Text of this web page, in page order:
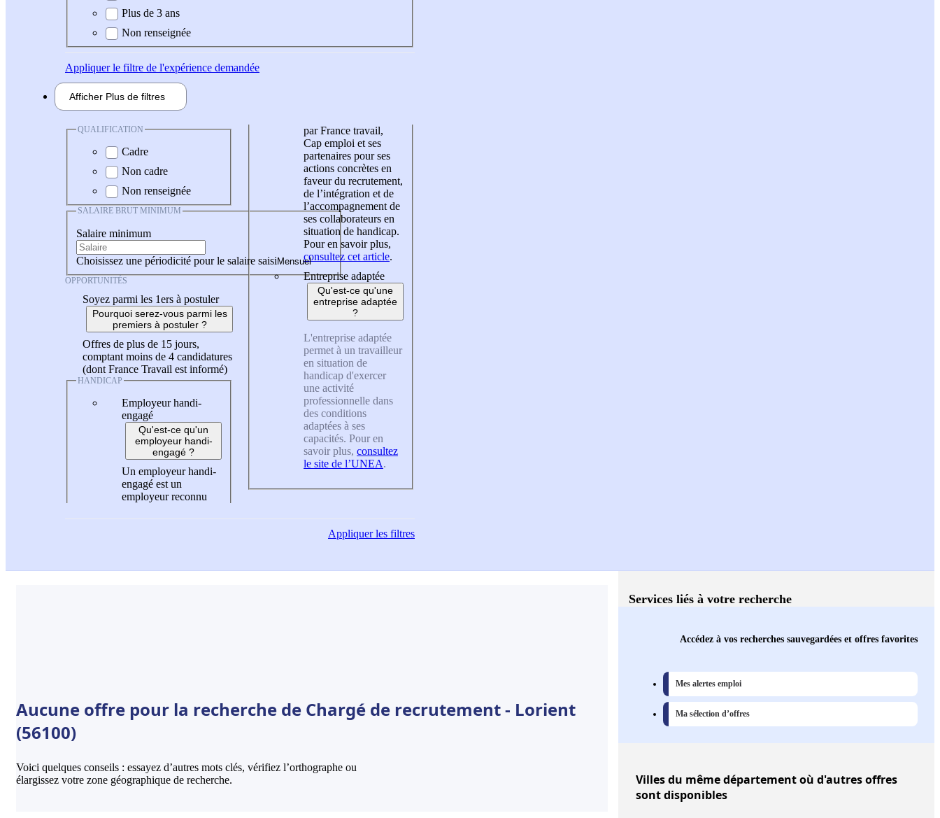
Plus de 3 ans
Non renseignée
Appliquerle filtre de l'expérience demandée
Afficher Plus de filtres
QUALIFICATION
Cadre
Non cadre
Non renseignée
SALAIRE BRUT MINIMUM
Salaire minimum
Choisissez une périodicité pour le salaire saisi
OPPORTUNITÉS
Soyez parmi les 1ers à postuler
Pourquoi serez-vous parmi les
premiers à postuler ?
Offres de plus de 15 jours,
comptant moins de 4 candidatures
(dont France Travail est informé)
HANDICAP
Employeur handi-
engagé
Qu'est-ce qu'un
employeur handi-
engagé ?
Un employeur handi-
engagé est un
employeur reconnu
par France travail,
Cap emploi et ses
partenaires pour ses
actions concrètes en
faveur du recrutement,
de l’intégration et de
l’accompagnement de
ses collaborateurs en
situation de handicap.
Pour en savoir plus,
consultez cet article.
Entreprise adaptée
Qu'est-ce qu'une
entreprise adaptée
?
L'entreprise adaptée
permet à un travailleur
en situation de
handicap d'exercer
une activité
professionnelle dans
des conditions
adaptées à ses
capacités. Pour en
savoir plus, consultez
le site de l’UNEA.
Appliquerles filtres
Aucune offre pour la recherche de Chargé de recrutement - Lorient
(56100)
Voici quelques conseils : essayez d’autres mots clés, vérifiez l’orthographe ou
élargissez votre zone géographique de recherche.
Services liés à votre recherche
Accédez à vos recherches sauvegardées et offres favorites
Mes alertes emploi
Ma sélection d’offres
Villesdu même département où d'autres offres
sont disponibles